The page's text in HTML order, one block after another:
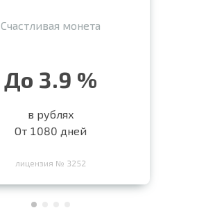
Счастливая монета
До 3.9 %
в рублях
От 1080 дней
лицензия № 3252